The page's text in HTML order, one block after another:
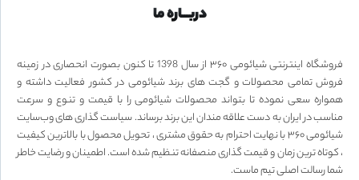
دربـــاره ما
فروشگاه اینترنتی شیائومی ۳۶۰ از سال 1398 تا کنون بصورت انحصاری در زمینه
فروش تمامی محصولات و گجت های برند شیائومی در کشور فعالیت داشته و
همواره سعی نموده تا بتواند محصولات شیائومی را با قیمت و تنوع و سرعت
مناسب در ایران به دست علاقه مندان این برند برساند. سیاست گذاری های وب‌سایت
شیائومی ۳۶۰ با نهایت احترام به حقوق مشتری ، تحویل محصول با بالاترین کیفیت
، کوتاه ترین زمان و قیمت گذاری منصفانه تنظیم شده است. اطمینان و رضایت خاطر
شما رسالت اصلی تیم ماست.